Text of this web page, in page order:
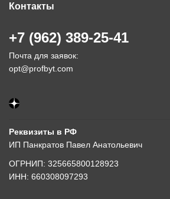
Контакты
+7 (962) 389-25-41
Почта для заявок:
opt@profbyt.com
Реквизиты в РФ
ИП Панкратов Павел Анатольевич
ОГРНИП: 325665800128923
ИНН: 660308097293